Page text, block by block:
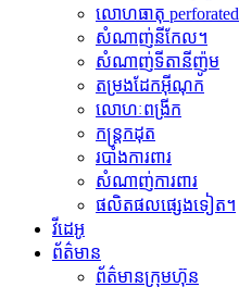
លោហធាតុ perforated
សំណាញ់នីកែល។
សំណាញ់ទីតានីញ៉ូម
តម្រងដែកអ៊ីណុក
លោហៈពង្រីក
កន្ត្រកដុត
របាំងការពារ
សំណាញ់ការពារ
ផលិតផលផ្សេងទៀត។
វីដេអូ
ព័ត៌មាន
ព័ត៌មានក្រុមហ៊ុន